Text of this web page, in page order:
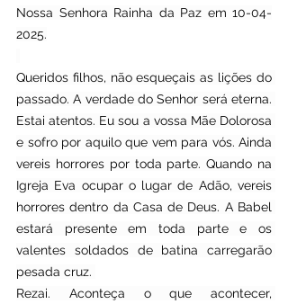
Nossa Senhora Rainha da Paz em 10-04-
2025.
Queridos filhos, não esqueçais as lições do
passado. A verdade do Senhor será eterna.
Estai atentos. Eu sou a vossa Mãe Dolorosa
e sofro por aquilo que vem para vós. Ainda
vereis horrores por toda parte. Quando na
Igreja Eva ocupar o lugar de Adão, vereis
horrores dentro da Casa de Deus. A Babel
estará presente em toda parte e os
valentes soldados de batina carregarão
pesada cruz.
Rezai. Aconteça o que acontecer,